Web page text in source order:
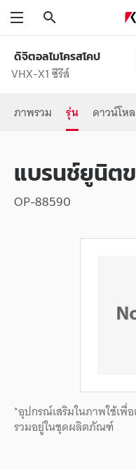
ดิจิตอลไมโครสโคป
VHX-X1 ซีรีส์
ภาพรวม รุ่น ดาวน์โห
แบรนช์ยูนิต
OP-88590
*อุปกรณ์เสริมในภาพใช้เพื่
รวมอยู่ในชุดผลิตภัณฑ์